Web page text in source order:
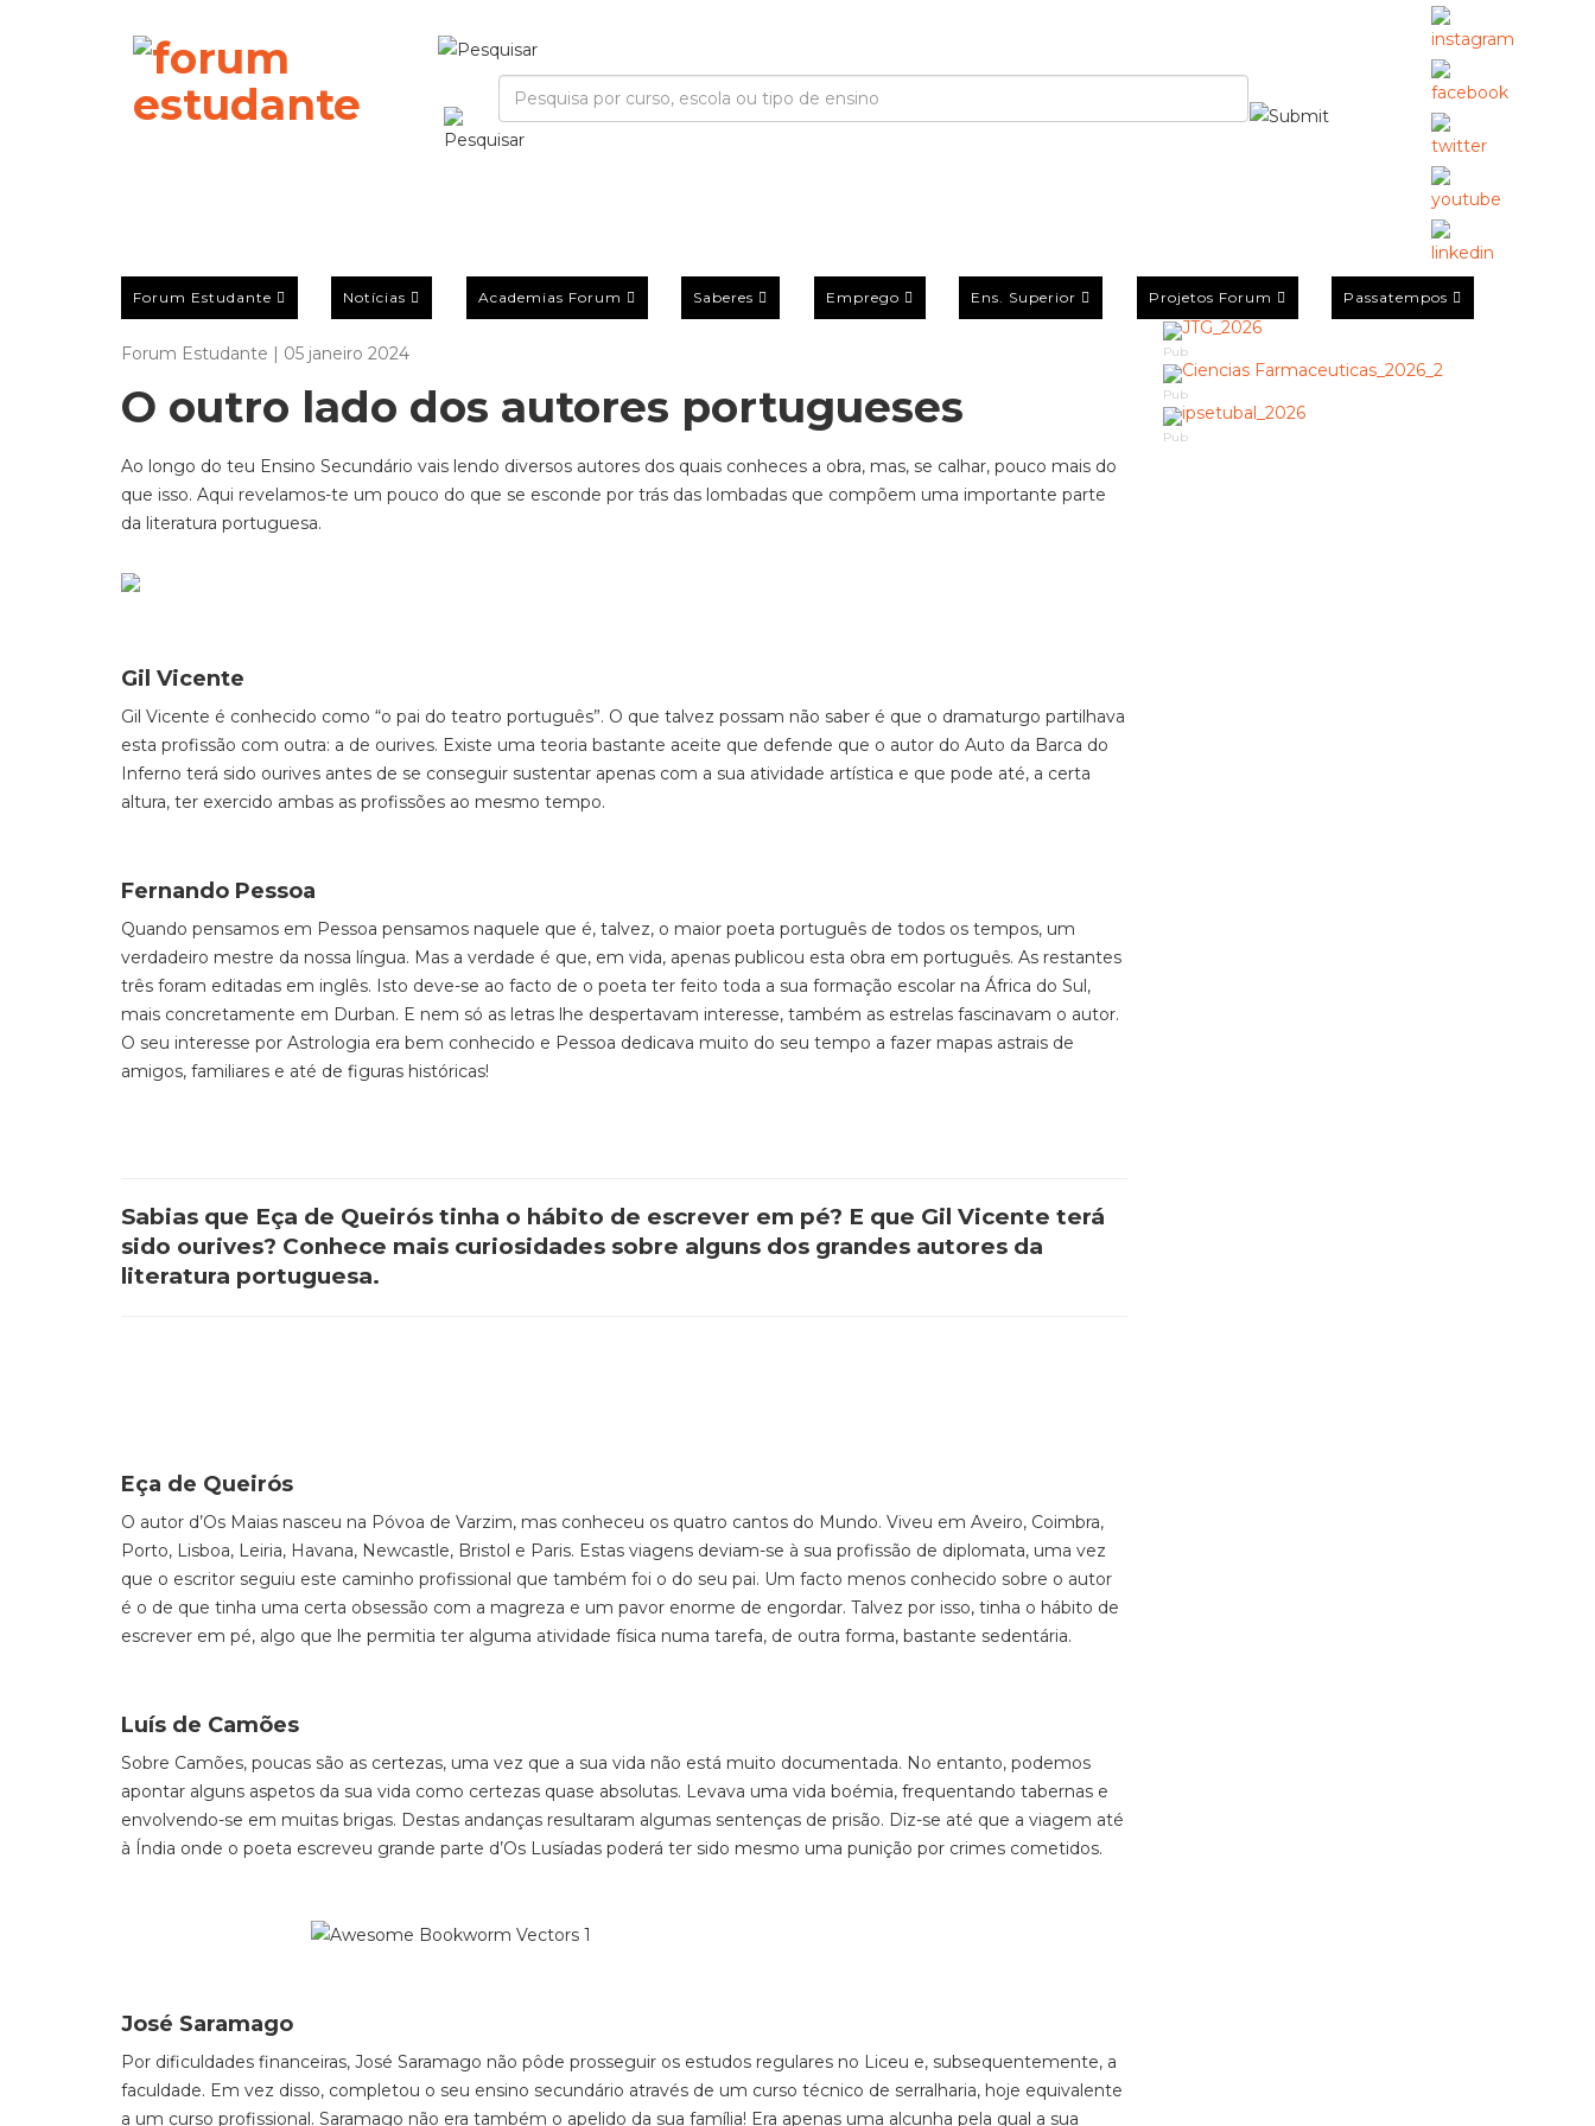
Forum Estudante Notícias Academias Forum Saberes Emprego Ens. Superior Projetos Forum Passatempos
Forum Estudante | 05 janeiro 2024
O outro lado dos autores portugueses
Ao longo do teu Ensino Secundário vais lendo diversos autores dos quais conheces a obra, mas, se calhar, pouco mais do
que isso. Aqui revelamos-te um pouco do que se esconde por trás das lombadas que compõem uma importante parte
da literatura portuguesa.
Gil Vicente
Gil Vicente é conhecido como “o pai do teatro português”. O que talvez possam não saber é que o dramaturgo partilhava
esta profissão com outra: a de ourives. Existe uma teoria bastante aceite que defende que o autor do Auto da Barca do
Inferno terá sido ourives antes de se conseguir sustentar apenas com a sua atividade artística e que pode até, a certa
altura, ter exercido ambas as profissões ao mesmo tempo.
Fernando Pessoa
Quando pensamos em Pessoa pensamos naquele que é, talvez, o maior poeta português de todos os tempos, um
verdadeiro mestre da nossa língua. Mas a verdade é que, em vida, apenas publicou esta obra em português. As restantes
três foram editadas em inglês. Isto deve-se ao facto de o poeta ter feito toda a sua formação escolar na África do Sul,
mais concretamente em Durban. E nem só as letras lhe despertavam interesse, também as estrelas fascinavam o autor.
O seu interesse por Astrologia era bem conhecido e Pessoa dedicava muito do seu tempo a fazer mapas astrais de
amigos, familiares e até de figuras históricas!
Sabias que Eça de Queirós tinha o hábito de escrever em pé? E que Gil Vicente terá
sido ourives? Conhece mais curiosidades sobre alguns dos grandes autores da
literatura portuguesa.
Eça de Queirós
O autor d’Os Maias nasceu na Póvoa de Varzim, mas conheceu os quatro cantos do Mundo. Viveu em Aveiro, Coimbra,
Porto, Lisboa, Leiria, Havana, Newcastle, Bristol e Paris. Estas viagens deviam-se à sua profissão de diplomata, uma vez
que o escritor seguiu este caminho profissional que também foi o do seu pai. Um facto menos conhecido sobre o autor
é o de que tinha uma certa obsessão com a magreza e um pavor enorme de engordar. Talvez por isso, tinha o hábito de
escrever em pé, algo que lhe permitia ter alguma atividade física numa tarefa, de outra forma, bastante sedentária.
Luís de Camões
Sobre Camões, poucas são as certezas, uma vez que a sua vida não está muito documentada. No entanto, podemos
apontar alguns aspetos da sua vida como certezas quase absolutas. Levava uma vida boémia, frequentando tabernas e
envolvendo-se em muitas brigas. Destas andanças resultaram algumas sentenças de prisão. Diz-se até que a viagem até
à Índia onde o poeta escreveu grande parte d’Os Lusíadas poderá ter sido mesmo uma punição por crimes cometidos.
José Saramago
Por dificuldades financeiras, José Saramago não pôde prosseguir os estudos regulares no Liceu e, subsequentemente, a
faculdade. Em vez disso, completou o seu ensino secundário através de um curso técnico de serralharia, hoje equivalente
a um curso profissional. Saramago não era também o apelido da sua família! Era apenas uma alcunha pela qual a sua
Pub
Pub
Pub